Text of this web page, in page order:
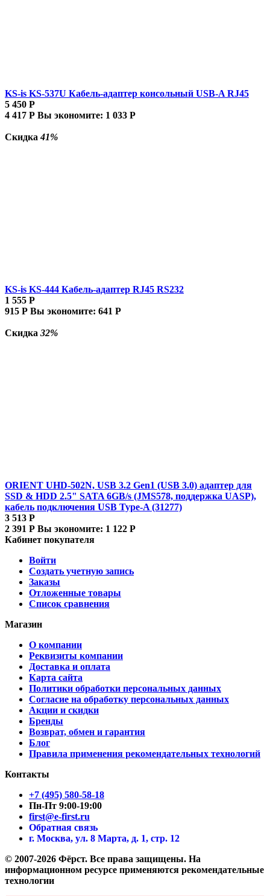
KS-is KS-537U Кабель-адаптер консольный USB-A RJ45
5 450 Р
4 417 Р Вы экономите: 1 033 Р
Скидка41%
KS-is KS-444 Кабель-адаптер RJ45 RS232
1 555 Р
915 Р Вы экономите: 641 Р
Скидка 32%
ORIENT UHD-502N, USB 3.2 Gen1 (USB 3.0) адаптер для
SSD & HDD 2.5" SATA 6GB/s (JMS578, поддержка UASP),
кабель подключения USB Type-A (31277)
3 513 Р
2 391 Р Вы экономите: 1 122 Р
Кабинет покупателя
Войти
Создать учетную запись
Заказы
Отложенные товары
Список сравнения
Магазин
О компании
Реквизиты компании
Доставка и оплата
Карта сайта
Политики обработки персональных данных
Согласие на обработку персональных данных
Акции и скидки
Бренды
Возврат, обмен и гарантия
Блог
Правила применения рекомендательных технологий
Контакты
+7 (495) 580-58-18
Пн-Пт 9:00-19:00
first@e-first.ru
Обратная связь
г. Москва, ул. 8 Марта, д. 1, стр. 12
© 2007-2026 Фёрст. Все права защищены. На
информационном ресурсе применяются рекомендательные
технологии